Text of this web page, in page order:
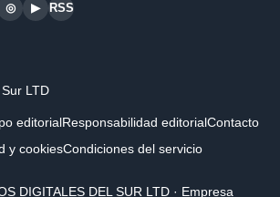
◎ ▶ RSS
LTD
editorialResponsabilidad editorialContacto
y cookiesCondiciones del servicio
DIGITALES DEL SUR LTD · Empresa